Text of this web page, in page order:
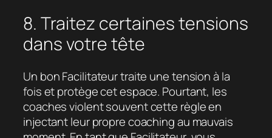
8. Traitez certaines tensions
dans votre tête
Un bon Facilitateur traite une tension à la
fois et protège cet espace. Pourtant, les
coaches violent souvent cette règle en
injectant leur propre coaching au mauvais